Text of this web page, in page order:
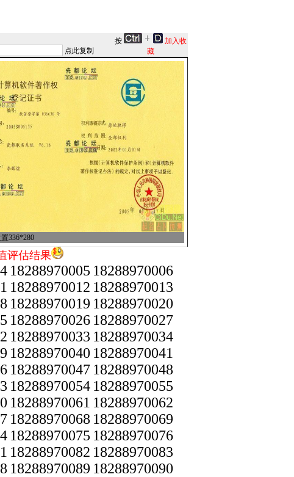
点此复制
按
加入收
藏
336*280
评估结果
18288970005 18288970006
18288970012 18288970013
18288970019 18288970020
18288970026 18288970027
18288970033 18288970034
18288970040 18288970041
18288970047 18288970048
18288970054 18288970055
18288970061 18288970062
18288970068 18288970069
18288970075 18288970076
18288970082 18288970083
18288970089 18288970090